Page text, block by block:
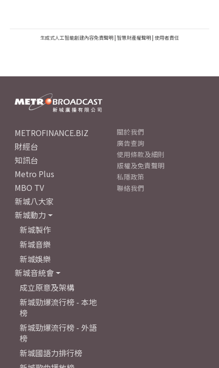
生成式人工智能創建內容免責聲明 | 智慧財產權聲明 | 使用者責任
METROFINANCE.BIZ
財經台
知訊台
Metro Plus
MBO TV
新城八大家
新城動力
新城製作
新城音樂
新城娛樂
新城音統會
成立原意及架構
新城勁爆流行榜 - 本地
榜
新城勁爆流行榜 - 外語
榜
新城國語力排行榜
關於我們
廣告查詢
使用條款及細則
版權及免責聲明
私隱政策
聯絡我們